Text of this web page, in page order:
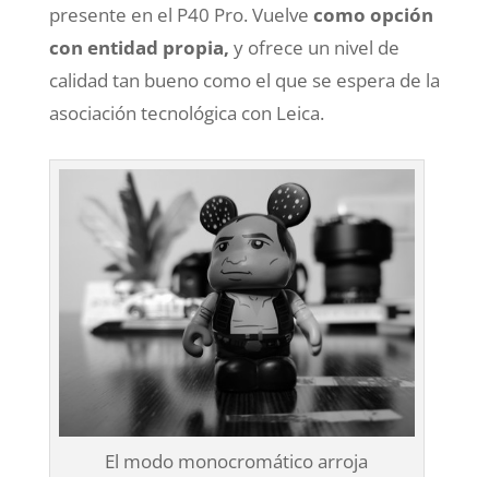
presente en el P40 Pro. Vuelve como opción
con entidad propia, y ofrece un nivel de
calidad tan bueno como el que se espera de la
asociación tecnológica con Leica.
El modo monocromático arroja